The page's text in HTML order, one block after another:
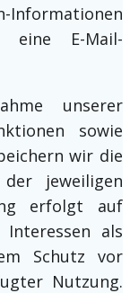
eine E-Mail-
unserer
sowie
wir die
jeweiligen
erfolgt auf
als
Schutz vor
Nutzung.